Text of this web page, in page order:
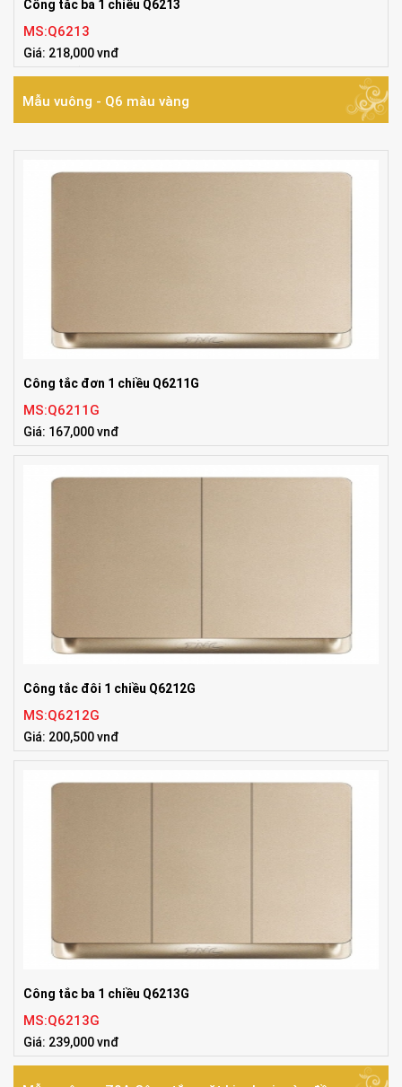
Công tắc ba 1 chiều Q6213
MS:Q6213
Giá: 218,000 vnđ
Tiêu chuẩn:ISO9001:2008, UL, TUV, IEC,
Mẫu vuông - Q6 màu vàng
Công tắc đơn 1 chiều Q6211G
MS:Q6211G
Giá: 167,000 vnđ
Công tắc đôi 1 chiều Q6212G
MS:Q6212G
Giá: 200,500 vnđ
Công tắc ba 1 chiều Q6213G
MS:Q6213G
Giá: 239,000 vnđ